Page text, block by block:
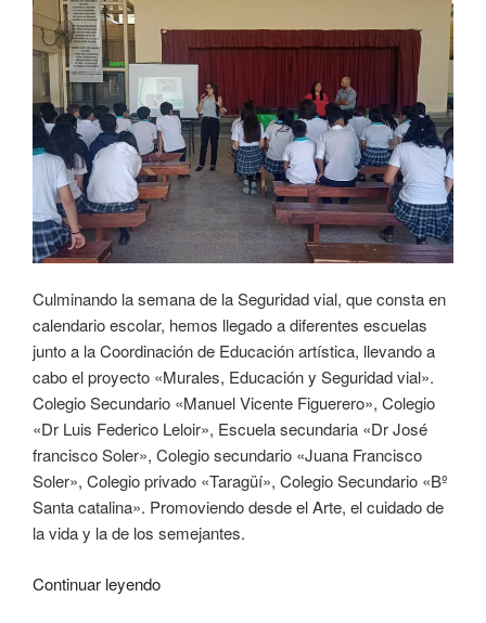
Culminando la semana de la Seguridad vial, que consta en
calendario escolar, hemos llegado a diferentes escuelas
junto a la Coordinación de Educación artística, llevando a
cabo el proyecto «Murales, Educación y Seguridad vial».
Colegio Secundario «Manuel Vicente Figuerero», Colegio
«Dr Luis Federico Leloir», Escuela secundaria «Dr José
francisco Soler», Colegio secundario «Juana Francisco
Soler», Colegio privado «Taragüí», Colegio Secundario «Bº
Santa catalina». Promoviendo desde el Arte, el cuidado de
la vida y la de los semejantes.
Continuar leyendo